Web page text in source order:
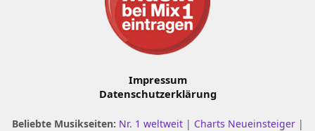
Impressum
Datenschutzerklärung
Beliebte Musikseiten: Nr. 1 weltweit | Charts Neueinsteiger |